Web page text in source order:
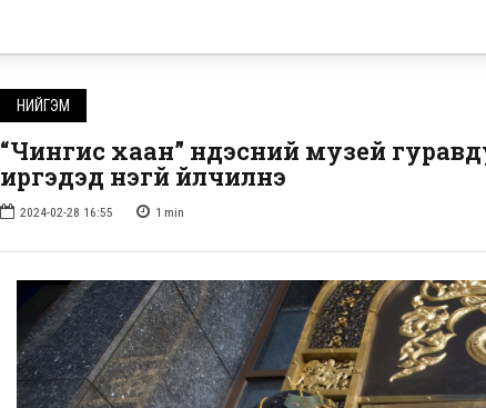
НИЙГЭМ
“Чингис хаан” үндэсний музей
иргэдэд үнэгүй үйлчилнэ
2024-02-28 16:55 1 min